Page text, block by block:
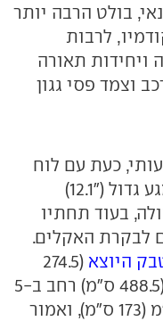
בולט הרבה יותר
לרבות
ויחידות תאורה
וצמד פסי גגון
כעת עם לוח
מחוונים דיגיטלי ("12.3) ומסך מגע גדול ("12.1)
בעוד תחתיו
לבקרת האקלים.
היוצא (274.5
ס"מ), אבל הוא ארוך ב-1.5 ס"מ (488.5 ס"מ) רחב ב-5
ס"מ (192.5 ס"מ) וגבוה ב-5.5 ס"מ (173 ס"מ), ואמור